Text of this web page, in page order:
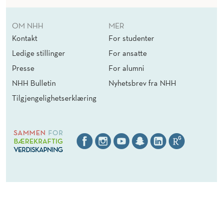
OM NHH
Kontakt
Ledige stillinger
Presse
NHH Bulletin
Tilgjengelighetserklæring
MER
For studenter
For ansatte
For alumni
Nyhetsbrev fra NHH